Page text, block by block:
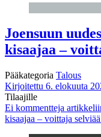
Joensuun
kisaajaa –
Pääkategoria Talous
Kirjoitettu 6. elokuuta
Tilaajille
Ei kommentteja
kisaajaa – voittaja